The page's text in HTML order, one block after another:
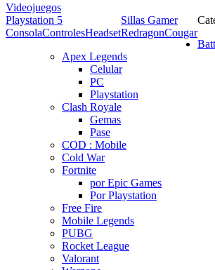
Videojuegos
Playstation 5
ConsolaControlesHeadset
Sillas Gamer
RedragonCougar
Apex Legends
Celular
PC
Playstation
Clash Royale
Gemas
Pase
COD : Mobile
Cold War
Fortnite
por Epic Games
Por Playstation
Free Fire
Mobile Legends
PUBG
Rocket League
Valorant